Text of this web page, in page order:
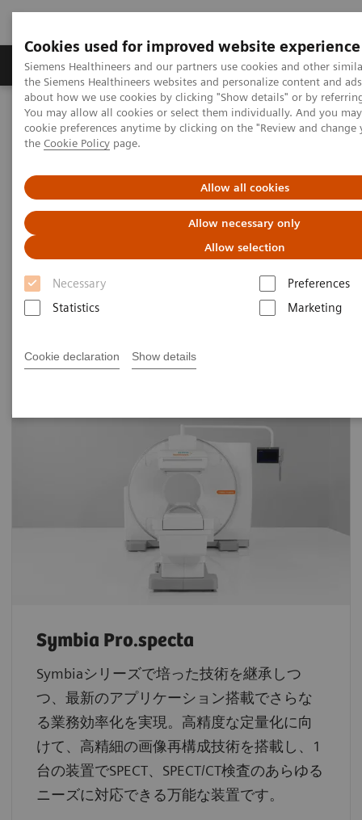
Cookies used for improved website experience
Siemens Healthineers and our partners use cookies and other
the Siemens Healthineers websites and personalize content and
about how we use cookies by clicking "Show details" or by
You may allow all cookies or select them individually. And you
cookie preferences anytime by clicking on the "Review and
the Cookie Policy page.
Allow all cookies
Allow necessary only
Allow selection
Necessary
Preferences
Statistics
Marketing
Cookie declaration Show details
製品＆サービス サポート情報 Insights
ホーム 画像診断・治療装置
分子イメージング（核医学）
SPECT/CT and Gammaカメラ
SPECT/CT and Gammaカメラ
SPECT/ CT
精度の向上をもたらすSPECT/CT装置を紹介していま
Symbia Pro.specta
Symbiaシリーズで培った技術を継承しつ
つ、最新のアプリケーション搭載でさらな
る業務効率化を実現。高精度な定量化に向
けて、高精細の画像再構成技術を搭載し、1
台の装置でSPECT、SPECT/CT検査のあらゆる
ニーズに対応できる万能な装置です。